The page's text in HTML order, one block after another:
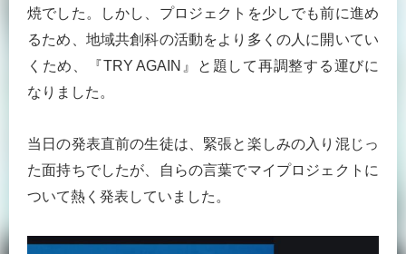
焼でした。しかし、プロジェクトを少しでも前に進め
るため、地域共創科の活動をより多くの人に開いてい
くため、『TRY AGAIN』と題して再調整する運びに
なりました。
当日の発表直前の生徒は、緊張と楽しみの入り混じっ
た面持ちでしたが、自らの言葉でマイプロジェクトに
ついて熱く発表していました。